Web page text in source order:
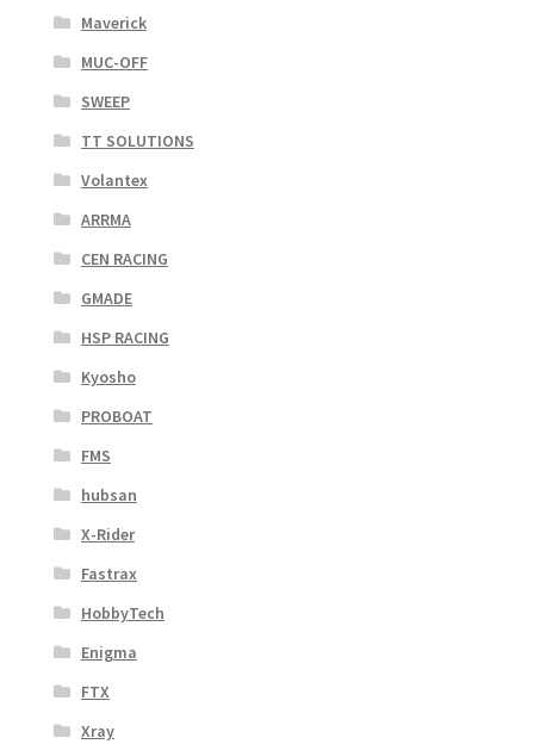
Maverick
MUC-OFF
SWEEP
TT SOLUTIONS
Volantex
ARRMA
CEN RACING
GMADE
HSP RACING
Kyosho
PROBOAT
FMS
hubsan
X-Rider
Fastrax
HobbyTech
Enigma
FTX
Xray